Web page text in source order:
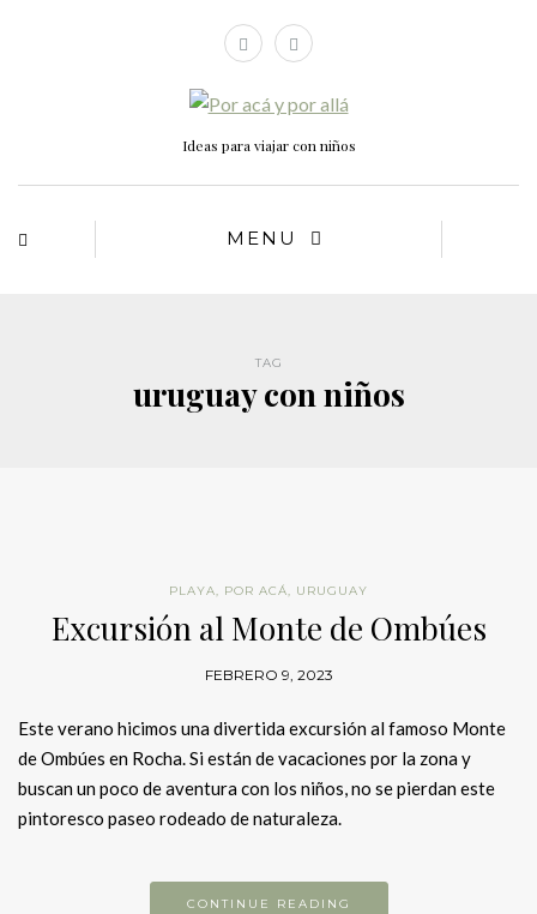
Ideas para viajar con niños
MENU
TAG
uruguay con niños
PLAYA, POR ACÁ, URUGUAY
Excursión al Monte de Ombúes
FEBRERO 9, 2023
Este verano hicimos una divertida excursión al famoso Monte
de Ombúes en Rocha. Si están de vacaciones por la zona y
buscan un poco de aventura con los niños, no se pierdan este
pintoresco paseo rodeado de naturaleza.
CONTINUE READING